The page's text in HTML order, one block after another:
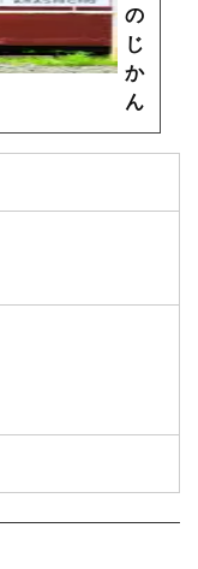
の
じ
か
ん
vo
l.
夕
生